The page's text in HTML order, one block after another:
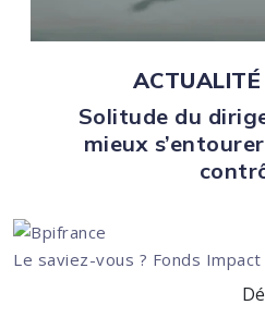
Solitude du
mieux
Le saviez-vous ? Fonds